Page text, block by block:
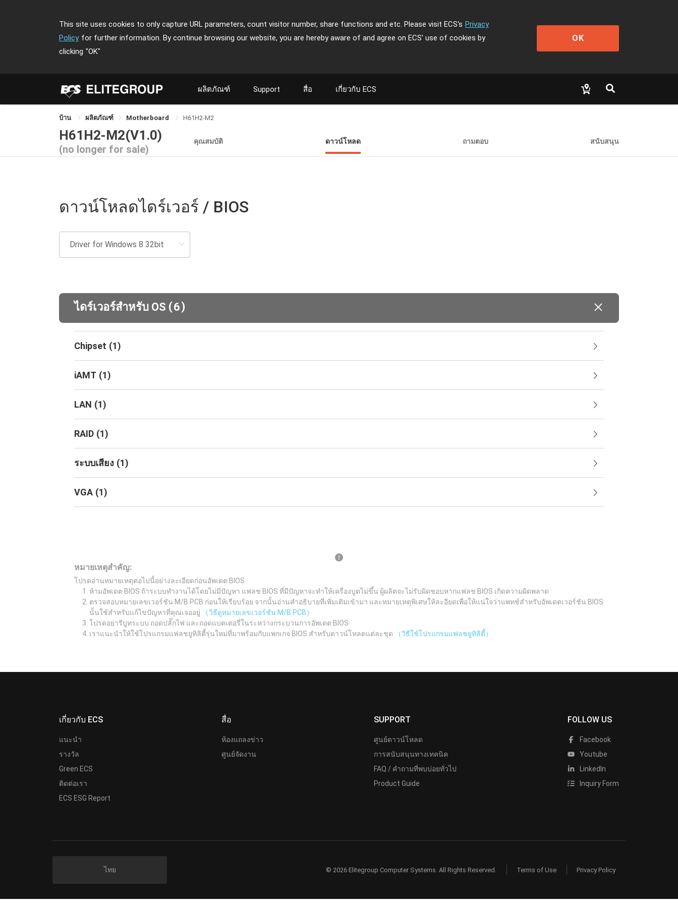
This site uses cookies to only capture URL parameters, count visitor number, share functions and etc. Please visit ECS's Privacy
Policy for further information. By continue browsing our website, you are hereby aware of and agree on ECS' use of cookies by
clicking "OK"
OK
ผลิตภัณฑ์ Support สื่อ เกี่ยวกับ ECS
บ้าน ผลิตภัณฑ์ Motherboard H61H2-M2
H61H2-M2(V1.0)
(no longer for sale)
คุณสมบัติ ดาวน์โหลด ถามตอบ สนับสนุน
ดาวน์โหลดไดร์เวอร์ / BIOS
ไดร์เวอร์สำหรับ OS (6)
Chipset (1)
iAMT (1)
LAN (1)
RAID (1)
ระบบเสียง (1)
VGA (1)
หมายเหตุสำคัญ:
โปรดอ่านหมายเหตุต่อไปนี้อย่างละเอียดก่อนอัพเดต BIOS
ห้ามอัพเดต BIOS ถ้าระบบทำงานได้โดยไม่มีปัญหา แฟลช BIOS ที่มีปัญหาจะทำให้เครื่องบูตไม่ขึ้น ผู้ผลิตจะไม่รับผิดชอบหากแฟลช BIOS เกิดความผิดพลาด
ตรวจสอบหมายเลขเวอร์ชัน M/B PCB ก่อนให้เรียบร้อย จากนั้นอ่านคำอธิบายที่เพิ่มเติมเข้ามา และหมายเหตุพิเศษให้ละอียดเพื่อให้แน่ใจว่าแพทช์สำหรับอัพเดตเวอร์ชัน BIOS
นั้นใช้สำหรับแก้ไขปัญหาที่คุณเจออยู่
（วิธีดูหมายเลขเวอร์ชัน M/B PCB）
โปรดอย่ารีบูทระบบ ถอดปลั๊กไฟ และถอดแบตเตอรี่ในระหว่างกระบวนการอัพเดต BIOS
เราแนะนำให้ใช้โปรแกรมแฟลชยูทิลิตี้รุ่นใหม่ที่มาพร้อมกับแพกเกจ BIOS สำหรับดาวน์โหลดแต่ละชุด
（วิธีใช้โปรแกรมแฟลชยูทิลิตี้）
เกี่ยวกับ ECS
แนะนำ
รางวัล
Green ECS
ติดต่อเรา
ECS ESG Report
สื่อ
ห้องแถลงข่าว
ศูนย์จัดงาน
SUPPORT
ศูนย์ดาวน์โหลด
การสนับสนุนทางเทคนิค
FAQ / คำถามที่พบบ่อยทั่วไป
Product Guide
FOLLOW US
Facebook
Youtube
LinkedIn
Inquiry Form
ไทย © 2026 Elitegroup Computer Systems. All Rights Reserved. Terms of Use Privacy Policy